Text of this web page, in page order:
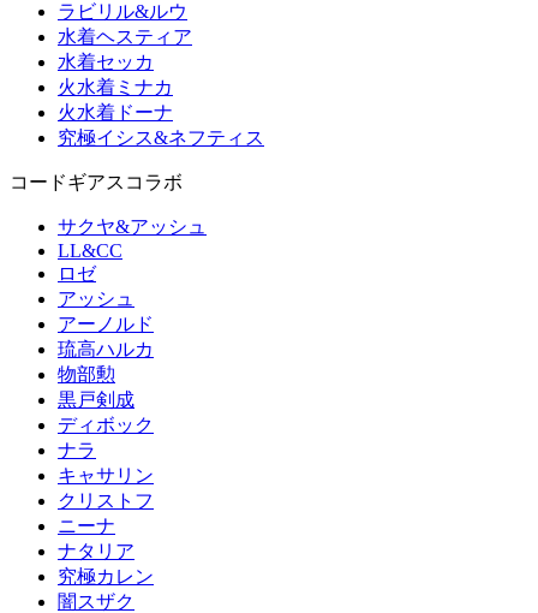
ラビリル&ルウ
水着ヘスティア
水着セッカ
火水着ミナカ
火水着ドーナ
究極イシス&ネフティス
コードギアスコラボ
サクヤ&アッシュ
LL&CC
ロゼ
アッシュ
アーノルド
琉高ハルカ
物部勲
黒戸剣成
ディボック
ナラ
キャサリン
クリストフ
ニーナ
ナタリア
究極カレン
闇スザク